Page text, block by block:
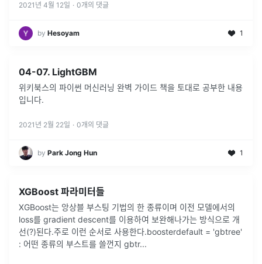
2021년 4월 12일 · 0개의 댓글
by Hesoyam 1
04-07. LightGBM
위키북스의 파이썬 머신러닝 완벽 가이드 책을 토대로 공부한 내용
입니다.
2021년 2월 22일 · 0개의 댓글
by Park Jong Hun 1
XGBoost 파라미터들
XGBoost는 앙상블 부스팅 기법의 한 종류이며 이전 모델에서의
loss를 gradient descent를 이용하여 보완해나가는 방식으로 개
선(?)된다.주로 이런 순서로 사용한다.boosterdefault = 'gbtree'
: 어떤 종류의 부스트를 쓸껀지 gbtr...